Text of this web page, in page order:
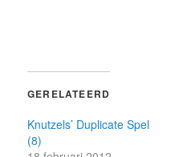
GERELATEERD
Knutzels’ Duplicate Spel
(8)